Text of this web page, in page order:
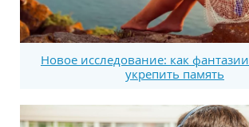
Новое исследование: как
укрепить память